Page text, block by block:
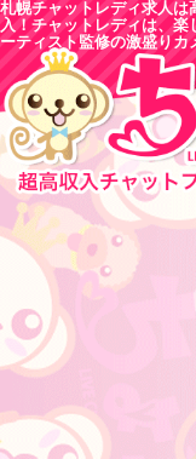
札幌チャットレディ求人は
入！チャットレディは、楽
ーティスト監修の激盛り